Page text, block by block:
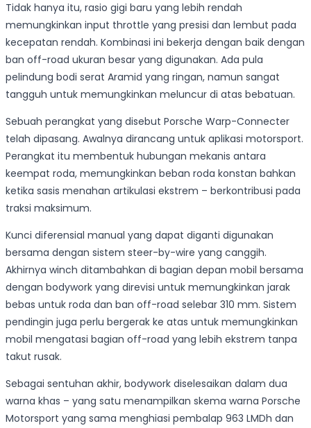
Tidak hanya itu, rasio gigi baru yang lebih rendah
memungkinkan input throttle yang presisi dan lembut pada
kecepatan rendah. Kombinasi ini bekerja dengan baik dengan
ban off-road ukuran besar yang digunakan. Ada pula
pelindung bodi serat Aramid yang ringan, namun sangat
tangguh untuk memungkinkan meluncur di atas bebatuan.
Sebuah perangkat yang disebut Porsche Warp-Connecter
telah dipasang. Awalnya dirancang untuk aplikasi motorsport.
Perangkat itu membentuk hubungan mekanis antara
keempat roda, memungkinkan beban roda konstan bahkan
ketika sasis menahan artikulasi ekstrem – berkontribusi pada
traksi maksimum.
Kunci diferensial manual yang dapat diganti digunakan
bersama dengan sistem steer-by-wire yang canggih.
Akhirnya winch ditambahkan di bagian depan mobil bersama
dengan bodywork yang direvisi untuk memungkinkan jarak
bebas untuk roda dan ban off-road selebar 310 mm. Sistem
pendingin juga perlu bergerak ke atas untuk memungkinkan
mobil mengatasi bagian off-road yang lebih ekstrem tanpa
takut rusak.
Sebagai sentuhan akhir, bodywork diselesaikan dalam dua
warna khas – yang satu menampilkan skema warna Porsche
Motorsport yang sama menghiasi pembalap 963 LMDh dan